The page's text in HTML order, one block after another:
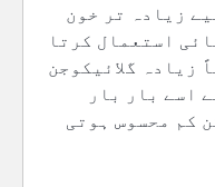
زیادہ تر خون
استعمال کرتا
زیادہ گلائیکوجن
اسے بار بار
کم محسوس ہوتی